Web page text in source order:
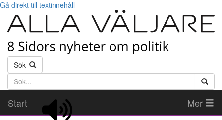
Gå direkt till textinnehåll
Sök
Söktext
Start
Mer